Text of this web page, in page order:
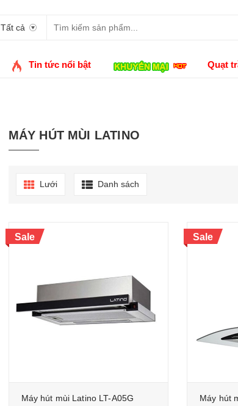
Tất cả
Tin tức nổi bật Quạt
MÁY HÚT MÙI LATINO
Lưới Danh sách
Sale
Máy hút mùi Latino LT-A05G
Sale
Máy hút